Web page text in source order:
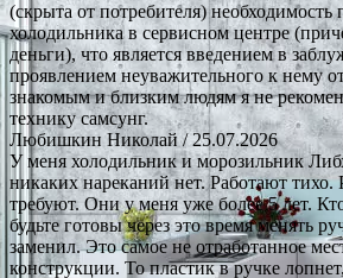
(скрыта от потребителя) необходимость
холодильника в сервисном центре
деньги), что является введением в
проявлением неуважительного к нему
знакомым и близким людям я не
технику самсунг.
Любишкин Николай/ 25.07.2026
У меня холодильник и морозильник
никаких нареканий нет. Работают тихо.
требуют. Они у меня уже более 5 лет.
будьте готовы через это время менять
заменил. Это самое не отработанное
конструкции. То пластик в ручке